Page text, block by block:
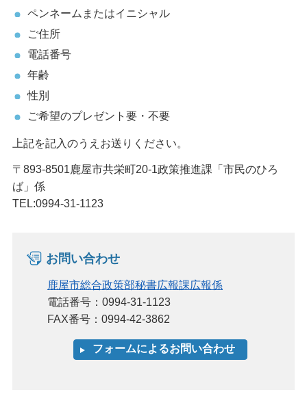
ペンネームまたはイニシャル
ご住所
電話番号
年齢
性別
ご希望のプレゼント要・不要
上記を記入のうえお送りください。
〒893-8501鹿屋市共栄町20-1政策推進課「市民のひろ
ば」係
TEL:0994-31-1123
お問い合わせ
鹿屋市総合政策部秘書広報課広報係
電話番号：0994-31-1123
FAX番号：0994-42-3862